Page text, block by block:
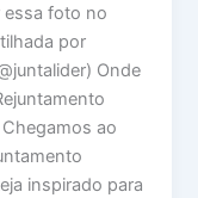
essa foto no
por
Onde
ao
inspirado para